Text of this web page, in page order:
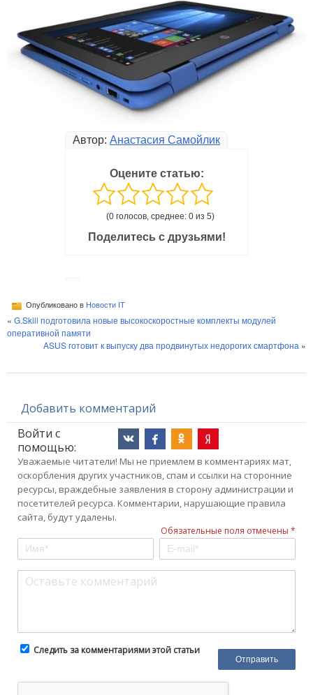
Автор: Анастасия Самойлик
Оцените статью:
(0 голосов, среднее: 0 из 5)
Поделитесь с друзьями!
Опубликовано в Новости IT
« G.Skill подготовила новые высокоскоростные комплекты модулей
оперативной памяти
ASUS готовит к выпуску два продвинутых недорогих смартфона »
Добавить комментарий
Войти с
помощью:
Уважаемые читатели! Мы не приемлем в комментариях мат,
оскорбления других участников, спам и ссылки на сторонние
ресурсы, враждебные заявления в сторону администрации и
посетителей ресурса. Комментарии, нарушающие правила
сайта, будут удалены.
Обязательные поля отмечены *
Следить за комментариями этой статьи